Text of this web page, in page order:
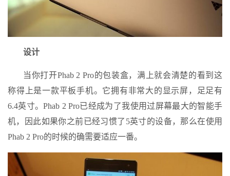
设计
当你打开Phab 2 Pro的包装盒，满上就会清楚的看到这
称得上是一款平板手机。它拥有非常大的显示屏，足足有
6.4英寸。Phab 2 Pro已经成为了我使用过屏幕最大的智能手
机，因此如果你之前已经习惯了5英寸的设备，那么在使用
Phab 2 Pro的时候的确需要适应一番。